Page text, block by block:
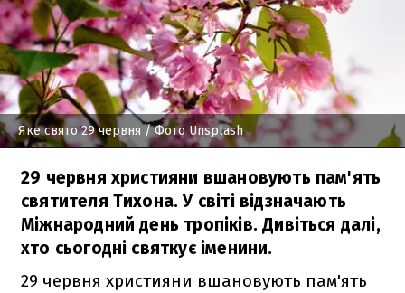
Яке свято 29 червня / Фото Unsplash
29 червня християни вшановують пам'ять
святителя Тихона. У світі відзначають
Міжнародний день тропіків. Дивіться далі,
хто сьогодні святкує іменини.
29 червня християни вшановують пам'ять